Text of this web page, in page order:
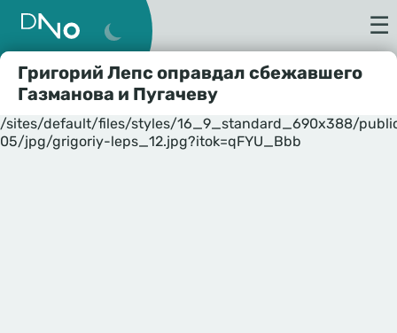
☰
Григорий Лепс оправдал сбежавшего
Газманова и Пугачеву
/sites/default/files/styles/16_9_standard_690x388/
05/jpg/grigoriy-leps_12.jpg?itok=qFYU_Bbb